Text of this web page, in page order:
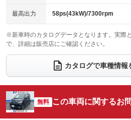
チップアップシート
：装備なし
：装備なし
ウォークスルー
：装備なし
電動リアゲート
：装備なし
サイドカメラ
：装備なし
最高出力 58ps(43kW)/7300rpm
※新車時のカタログデータとなります。実際
で、詳細は販売店にご確認ください。
カタログで車種情報
無料 この車両に関するお